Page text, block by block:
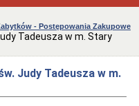
- Postępowania Zakupowe
Tadeusza w m. Stary
Judy Tadeusza w m.